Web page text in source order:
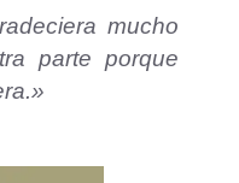
mucho
parte porque